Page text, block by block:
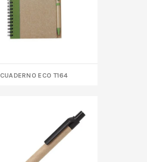
CUADERNO ECO T164